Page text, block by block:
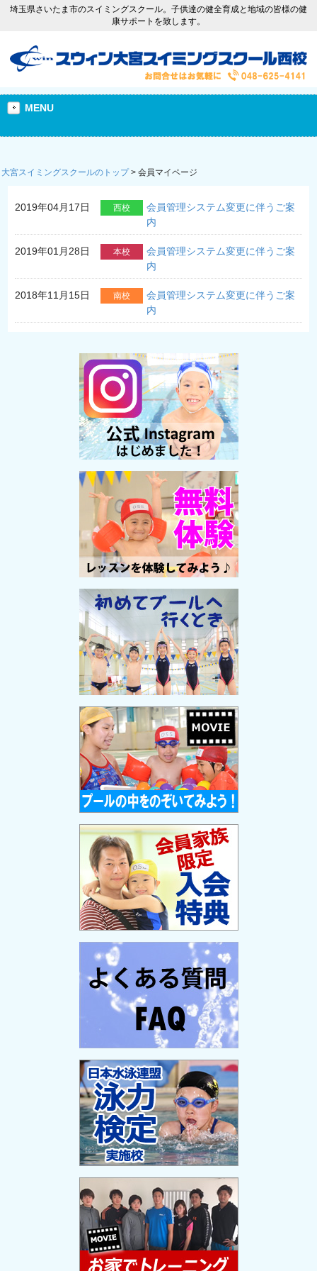
埼玉県さいたま市のスイミングスクール。子供達の健全育成と地域の皆様の健
康サポートを致します。
MENU
大宮スイミングスクールのトップ> 会員マイページ
2019年04月17日 西校
会員管理システム変更に伴うご案
内
2019年01月28日 本校
会員管理システム変更に伴うご案
内
2018年11月15日 南校
会員管理システム変更に伴うご案
内